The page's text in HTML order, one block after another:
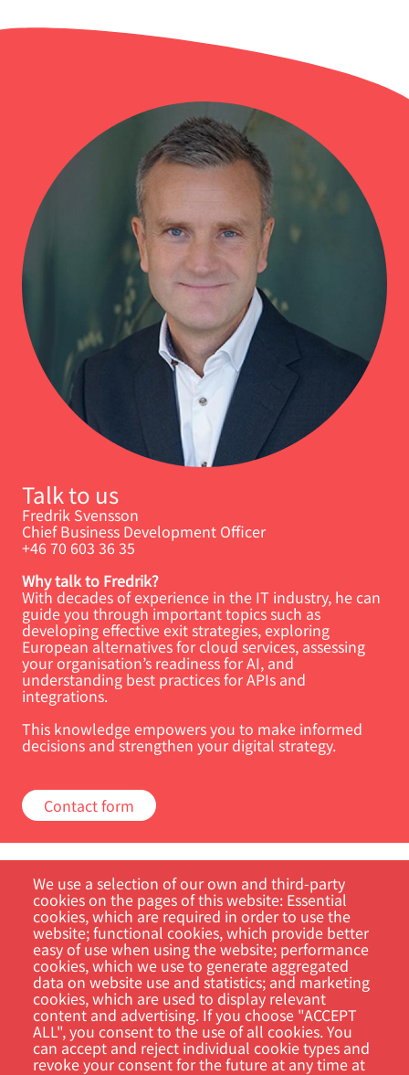
Talk to us
Fredrik Svensson
Chief Business Development Officer
+46 70 603 36 35
Why talk to Fredrik?
With decades of experience in the IT industry, he can
guide you through important topics such as
developing effective exit strategies, exploring
European alternatives for cloud services, assessing
your organisation’s readiness for AI, and
understanding best practices for APIs and
integrations.
This knowledge empowers you to make informed
decisions and strengthen your digital strategy.
Contact form
Customer Portal
Søk
We use a selection of our own and third-party
cookies on the pages of this website: Essential
cookies, which are required in order to use the
website; functional cookies, which provide better
easy of use when using the website; performance
cookies, which we use to generate aggregated
data on website use and statistics; and marketing
cookies, which are used to display relevant
content and advertising. If you choose "ACCEPT
ALL", you consent to the use of all cookies. You
can accept and reject individual cookie types and
revoke your consent for the future at any time at